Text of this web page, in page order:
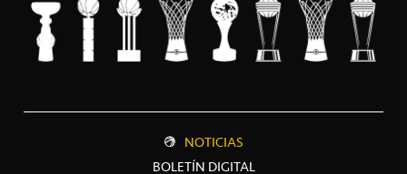
NOTICIAS
BOLETÍN DIGITAL